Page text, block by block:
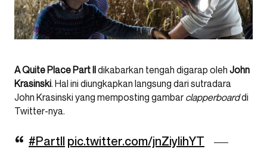
A Quite Place Part IIdikabarkan tengah digarap oleh John
Krasinski. Hal ini diungkapkan langsung dari sutradara
John Krasinski yang memposting gambar clapperboarddi
Twitter-nya.
#PartII pic.twitter.com/jnZiylihYT